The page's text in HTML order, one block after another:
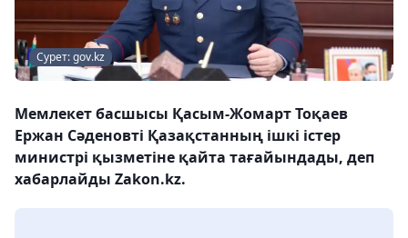
Сурет: gov.kz
Мемлекет басшысы Қасым-Жомарт Тоқаев
Ержан Сәденовті Қазақстанның ішкі істер
министрі қызметіне қайта тағайындады, деп
хабарлайды Zakon.kz.